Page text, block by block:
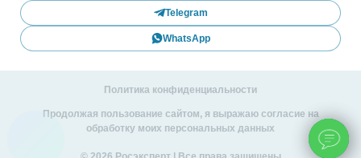
Telegram
WhatsApp
Политика конфиденциальности
Продолжая пользование сайтом, я выражаю согласие на
обработку моих персональных данных